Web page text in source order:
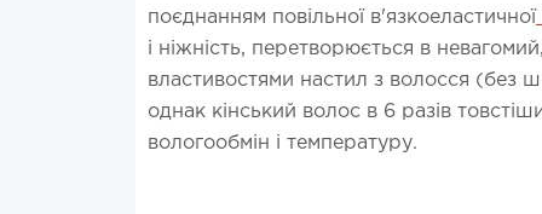
поєднанням повільної в'язкоеластичної
і ніжність, перетворюється в
властивостями настил з волосся (без
однак кінський волос в 6 разів
вологообмін і температуру.